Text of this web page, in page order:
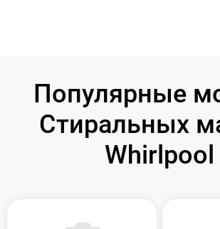
Популярные
Стиральных
Whirlpool